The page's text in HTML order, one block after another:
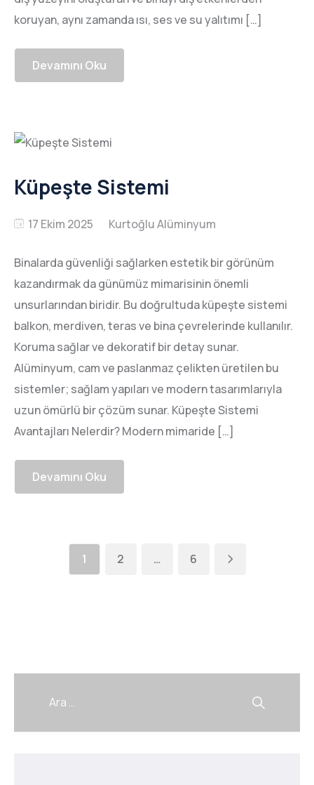
koruyan, aynı zamanda ısı, ses ve su yalıtımı […]
Devamını Oku
Küpeşte Sistemi
17 Ekim 2025
Binalarda güvenliği sağlarken estetik bir görünüm
kazandırmak da günümüz mimarisinin önemli
unsurlarından biridir. Bu doğrultuda küpeşte sistemi
balkon, merdiven, teras ve bina çevrelerinde kullanılır.
Koruma sağlar ve dekoratif bir detay sunar.
Alüminyum, cam ve paslanmaz çelikten üretilen bu
sistemler; sağlam yapıları ve modern tasarımlarıyla
uzun ömürlü bir çözüm sunar. Küpeşte Sistemi
Avantajları Nelerdir? Modern mimaride […]
Devamını Oku
1 2 … 6